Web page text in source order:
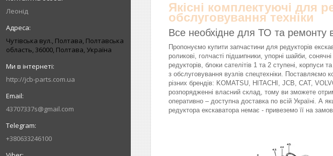
Леонід
Чутівська вул., Полтава, Полтавська
область, 36000, Полтава, Україна
http://jcb-parts.com.ua
43707337s@gmail.com
+380633246100
Якісні комплектуючі для
обслуговування техніки
Все необхідне для ТО та ремонту
Пропонуємо купити запчастини для редукторів
роликові, голчасті підшипники, упорні шайби,
редукторів, блоки сателітів 1 та 2 ступені, корпуси
з обслуговування вузлів спецтехніки. Поставляємо
різних брендів: KOMATSU, HITACHI, JCB, CAT,
розпорядженні власний склад, тому ви зможете
оперативно – доступна доставка по всій Україні. А
редуктора екскаватора немає - привеземо її на